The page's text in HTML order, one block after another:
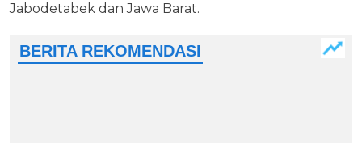
Jabodetabek dan Jawa Barat.